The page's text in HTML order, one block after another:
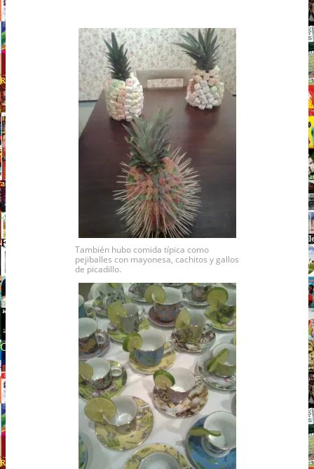
También hubo comida típica como
pejiballes con mayonesa, cachitos y gallos
de picadillo.